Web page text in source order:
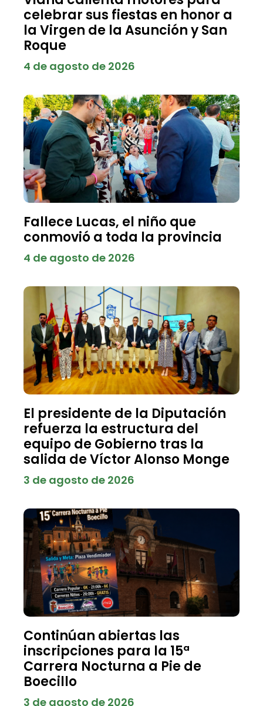
celebrar sus fiestas en honor a
la Virgen de la Asunción y San
Roque
4 de agosto de 2026
Fallece Lucas, el niño que
conmovió a toda la provincia
4 de agosto de 2026
El presidente de la Diputación
refuerza la estructura del
equipo de Gobierno tras la
salida de Víctor Alonso Monge
3 de agosto de 2026
Continúan abiertas las
inscripciones para la 15ª
Carrera Nocturna a Pie de
Boecillo
3 de agosto de 2026